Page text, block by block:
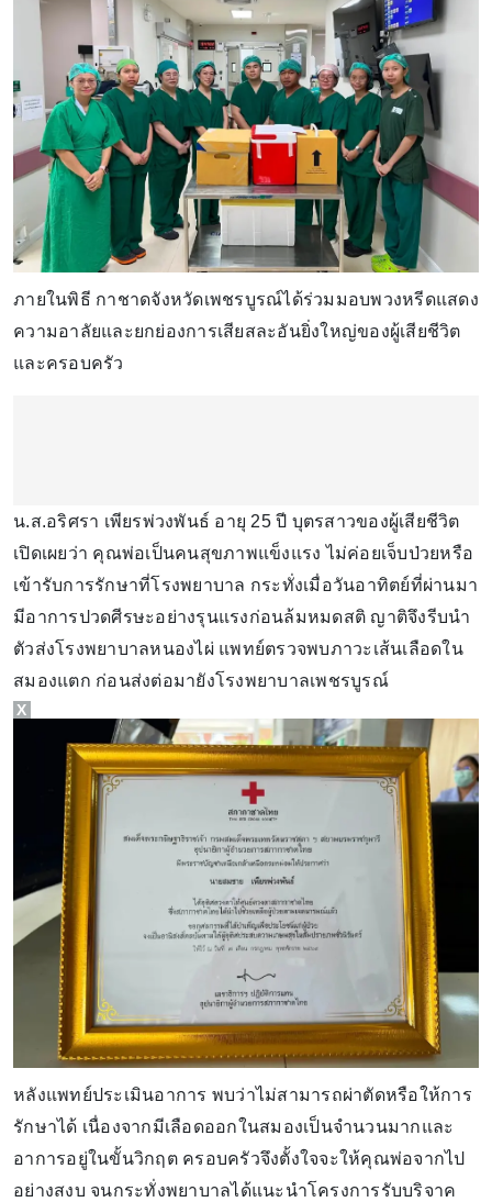
ภายในพิธี กาชาดจังหวัดเพชรบูรณ์ได้ร่วมมอบพวงหรีดแสดง
ความอาลัยและยกย่องการเสียสละอันยิ่งใหญ่ของผู้เสียชีวิต
และครอบครัว
น.ส.อริศรา เพียรพ่วงพันธ์ อายุ 25 ปี บุตรสาวของผู้เสียชีวิต
เปิดเผยว่า คุณพ่อเป็นคนสุขภาพแข็งแรง ไม่ค่อยเจ็บป่วยหรือ
เข้ารับการรักษาที่โรงพยาบาล กระทั่งเมื่อวันอาทิตย์ที่ผ่านมา
มีอาการปวดศีรษะอย่างรุนแรงก่อนล้มหมดสติ ญาติจึงรีบนำ
ตัวส่งโรงพยาบาลหนองไผ่ แพทย์ตรวจพบภาวะเส้นเลือดใน
สมองแตก ก่อนส่งต่อมายังโรงพยาบาลเพชรบูรณ์
หลังแพทย์ประเมินอาการ พบว่าไม่สามารถผ่าตัดหรือให้การ
รักษาได้ เนื่องจากมีเลือดออกในสมองเป็นจำนวนมากและ
อาการอยู่ในขั้นวิกฤต ครอบครัวจึงตั้งใจจะให้คุณพ่อจากไป
อย่างสงบ จนกระทั่งพยาบาลได้แนะนำโครงการรับบริจาค
X